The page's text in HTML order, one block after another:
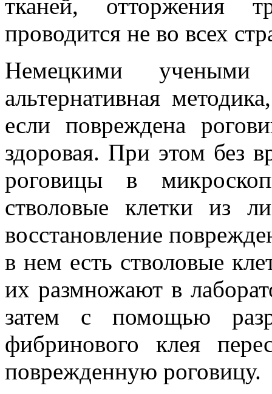
тканей, отторжения
проводится не во всех
Немецкими
альтернативная
если повреждена
здоровая. При этом без
роговицы в
стволовые клетки из
восстановление
в нем есть стволовые
их размножают в
затем с помощью
фибринового клея
поврежденную роговицу.